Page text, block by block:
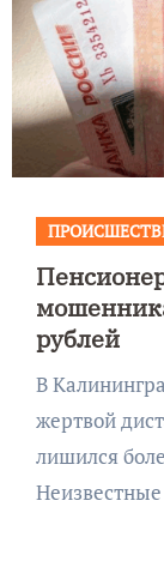
рублей
В Калининграде 69-летний местный житель стал
жертвой
лишился